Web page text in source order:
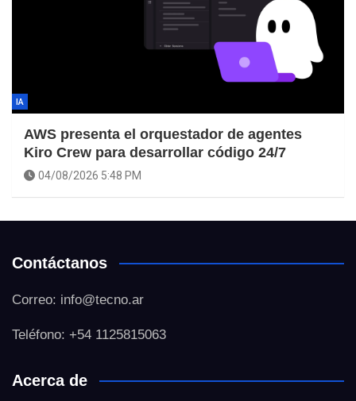
IA
AWS presenta el orquestador de agentes
Kiro Crew para desarrollar código 24/7
04/08/2026 5:48 PM
Contáctanos
Correo: info@tecno.ar
Teléfono: +54 1125815063
Acerca de